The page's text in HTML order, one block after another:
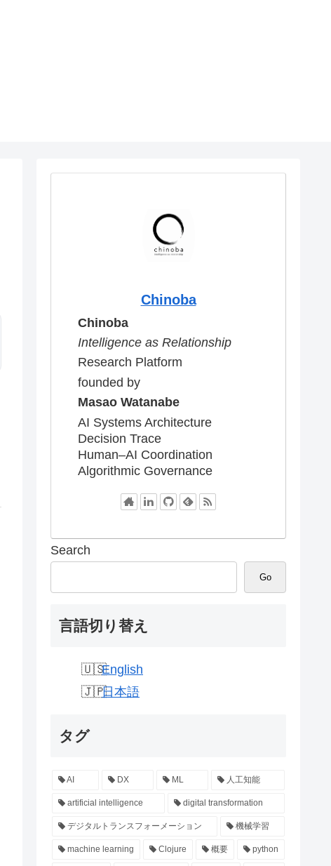
Chinoba
Chinoba
Intelligence as Relationship
Research Platform
founded by
Masao Watanabe
AI Systems Architecture
Decision Trace
Human–AI Coordination
Algorithmic Governance
Search
Go
言語切り替え
English
日本語
タグ
AI DX ML 人工知能
artificial intelligence digital transformation
デジタルトランスフォーメーション 機械学習
machine learning Clojure 概要 python